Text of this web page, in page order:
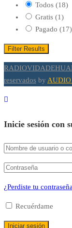
Todos (18)
Gratis (1)
Pagado (17)
Filter Results
reservados by AUDIO
Inicie sesión con
¿Perdiste tu
Recuérdame